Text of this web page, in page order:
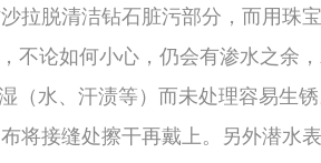
拉脱清洁钻石脏污部分，而用珠
论如何小心，仍会有渗水之余，
水、汗渍等）而未处理容易生锈
将接缝处擦干再戴上。另外潜水